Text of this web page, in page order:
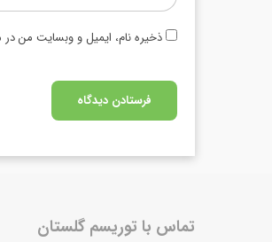
ذخیره نام، ایمیل و وبسایت من
تماس با توریسم گلستان